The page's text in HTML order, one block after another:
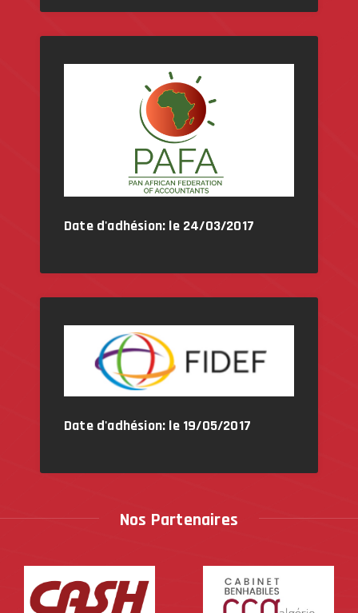
Date d'adhésion: le 24/03/2017
Date d'adhésion: le 19/05/2017
Nos Partenaires